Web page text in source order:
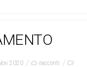
2020 racconti